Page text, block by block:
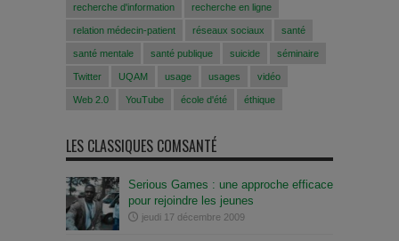
recherche d'information recherche en ligne
relation médecin-patient réseaux sociaux santé
santé mentale santé publique suicide séminaire
Twitter UQAM usage usages vidéo
Web 2.0 YouTube école d'été éthique
LES CLASSIQUES COMSANTÉ
Serious Games : une approche efficace
pour rejoindre les jeunes
jeudi 17 décembre 2009